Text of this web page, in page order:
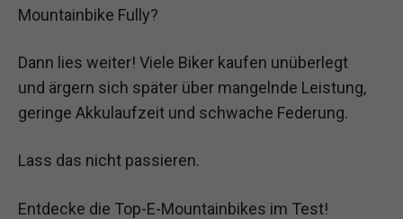
Mountainbike Fully?
Dann lies weiter! Viele Biker kaufen unüberlegt
und ärgern sich später über mangelnde Leistung,
geringe Akkulaufzeit und schwache Federung.
Lass das nicht passieren.
Entdecke die Top-E-Mountainbikes im Test!